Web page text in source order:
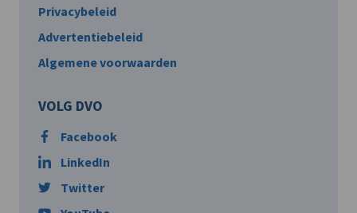
Privacybeleid
Advertentiebeleid
Algemene voorwaarden
VOLG DVO
Facebook
LinkedIn
Twitter